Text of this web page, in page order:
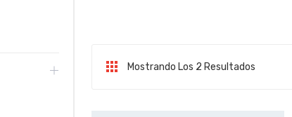
Mostrando Los 2 Resultados
Ordenado Por Precio: Bajo A Alto